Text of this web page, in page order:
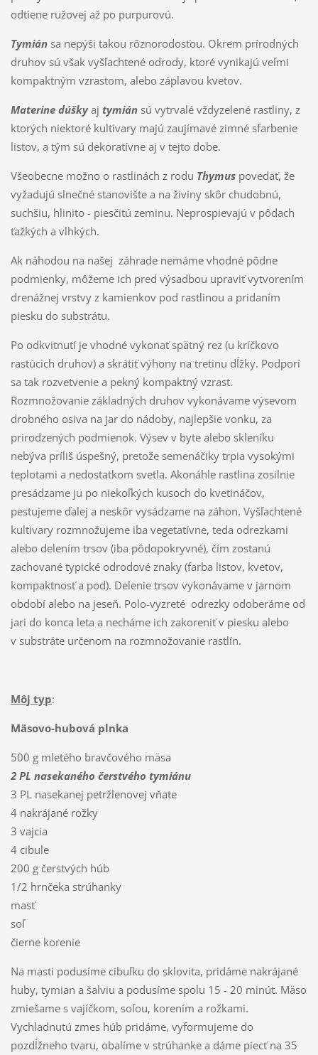
odtiene ružovej až po purpurovú.
Tymiánsa nepýši takou rôznorodosťou. Okrem prírodných
druhov sú však vyšľachtené odrody, ktoré vynikajú veľmi
kompaktným vzrastom, alebo záplavou kvetov.
Materine dúškyaj tymiánsú vytrvalé vždyzelené rastliny, z
ktorých niektoré kultivary majú zaujímavé zimné sfarbenie
listov, a tým sú dekoratívne aj v tejto dobe.
Všeobecne možno o rastlinách z rodu Thymuspovedať, že
vyžadujú slnečné stanovište a na živiny skôr chudobnú,
suchšiu, hlinito - piesčitú zeminu. Neprospievajú v pôdach
ťažkých a vlhkých.
Ak náhodou na našej záhrade nemáme vhodné pôdne
podmienky, môžeme ich pred výsadbou upraviť vytvorením
drenážnej vrstvy z kamienkov pod rastlinou a pridaním
piesku do substrátu.
Po odkvitnutí je vhodné vykonať spätný rez (u kríčkovo
rastúcich druhov) a skrátiť výhony na tretinu dĺžky. Podporí
sa tak rozvetvenie a pekný kompaktný vzrast.
Rozmnožovanie základných druhov vykonávame výsevom
drobného osiva na jar do nádoby, najlepšie vonku, za
prirodzených podmienok. Výsev v byte alebo skleníku
nebýva príliš úspešný, pretože semenáčiky trpia vysokými
teplotami a nedostatkom svetla. Akonáhle rastlina zosilnie
presádzame ju po niekoľkých kusoch do kvetináčov,
pestujeme ďalej a neskôr vysádzame na záhon. Vyšľachtené
kultivary rozmnožujeme iba vegetatívne, teda odrezkami
alebo delením trsov (iba pôdopokryvné), čím zostanú
zachované typické odrodové znaky (farba listov, kvetov,
kompaktnosť a pod). Delenie trsov vykonávame v jarnom
období alebo na jeseň. Polo-vyzreté odrezky odoberáme od
jari do konca leta a necháme ich zakoreniť v piesku alebo
v substráte určenom na rozmnožovanie rastlín.
Môj typ:
Mäsovo-hubová plnka
500 g mletého bravčového mäsa
2 PL nasekaného čerstvého tymiánu
3 PL nasekanej petržlenovej vňate
4 nakrájané rožky
3 vajcia
4 cibule
200 g čerstvých húb
1/2 hrnčeka strúhanky
masť
soľ
čierne korenie
Na masti podusíme cibuľku do sklovita, pridáme nakrájané
huby, tymian a šalviu a podusíme spolu 15 - 20 minút. Mäso
zmiešame s vajíčkom, soľou, korením a rožkami.
Vychladnutú zmes húb pridáme, vyformujeme do
pozdĺžneho tvaru, obalíme v strúhanke a dáme piecť na 35